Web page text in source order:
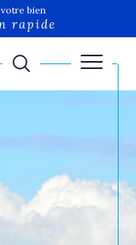
bien
rapide